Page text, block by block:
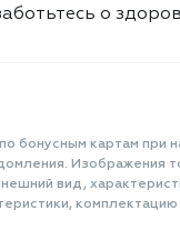
о
бонусным картам при
Изображения
вид,